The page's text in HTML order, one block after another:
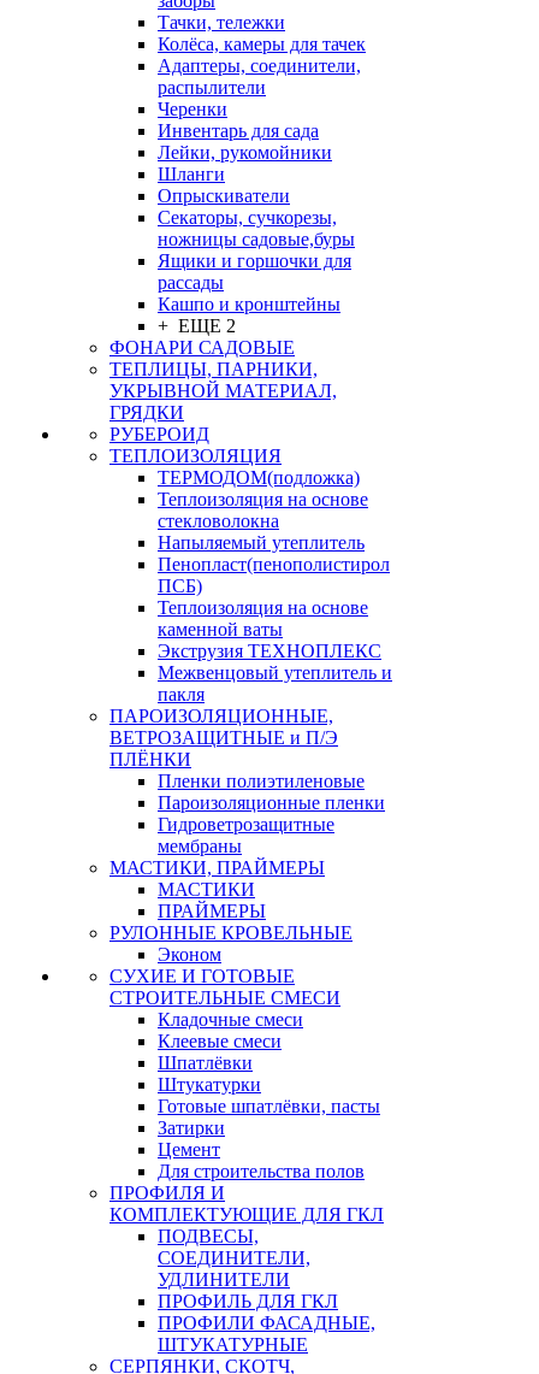
Тачки, тележки
Колёса, камеры для тачек
Адаптеры, соединители,
распылители
Черенки
Инвентарь для сада
Лейки, рукомойники
Шланги
Опрыскиватели
Секаторы, сучкорезы,
ножницы садовые,буры
Ящики и горшочки для
рассады
Кашпо и кронштейны
+ ЕЩЕ 2
ФОНАРИ САДОВЫЕ
ТЕПЛИЦЫ, ПАРНИКИ,
УКРЫВНОЙ МАТЕРИАЛ,
ГРЯДКИ
РУБЕРОИД
ТЕПЛОИЗОЛЯЦИЯ
ТЕРМОДОМ(подложка)
Теплоизоляция на основе
стекловолокна
Напыляемый утеплитель
Пенопласт(пенополистирол
ПСБ)
Теплоизоляция на основе
каменной ваты
Экструзия ТЕХНОПЛЕКС
Межвенцовый утеплитель и
пакля
ПАРОИЗОЛЯЦИОННЫЕ,
ВЕТРОЗАЩИТНЫЕ и П/Э
ПЛЁНКИ
Пленки полиэтиленовые
Пароизоляционные пленки
Гидроветрозащитные
мембраны
МАСТИКИ, ПРАЙМЕРЫ
МАСТИКИ
ПРАЙМЕРЫ
РУЛОННЫЕ КРОВЕЛЬНЫЕ
Эконом
СУХИЕ И ГОТОВЫЕ
СТРОИТЕЛЬНЫЕ СМЕСИ
Кладочные смеси
Клеевые смеси
Шпатлёвки
Штукатурки
Готовые шпатлёвки, пасты
Затирки
Цемент
Для строительства полов
ПРОФИЛЯ И
КОМПЛЕКТУЮЩИЕ ДЛЯ ГКЛ
ПОДВЕСЫ,
СОЕДИНИТЕЛИ,
УДЛИНИТЕЛИ
ПРОФИЛЬ ДЛЯ ГКЛ
ПРОФИЛИ ФАСАДНЫЕ,
ШТУКАТУРНЫЕ
СЕРПЯНКИ, СКОТЧ,